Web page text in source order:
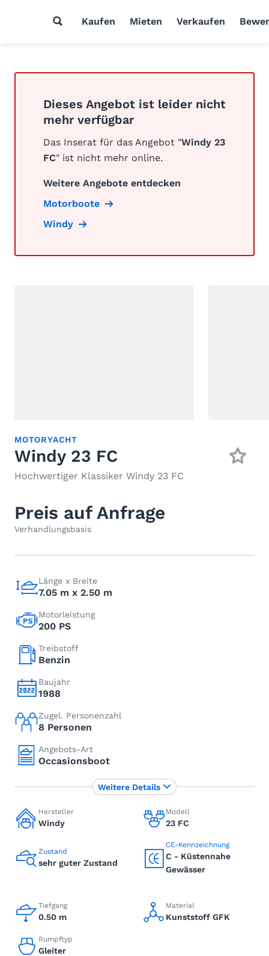
Kaufen Mieten Verkaufen
Dieses Angebot ist leider nicht
mehr verfügbar
Das Inserat für das Angebot "Windy 23
FC" ist nicht mehr online.
Weitere Angebote entdecken
Motorboote
Windy
MOTORYACHT
Windy 23 FC
Hochwertiger Klassiker Windy 23 FC
Preis auf Anfrage
Verhandlungsbasis
Länge x Breite
7.05 m x 2.50 m
Motorleistung
200 PS
Treibstoff
Benzin
Baujahr
1988
Zugel. Personenzahl
8 Personen
Angebots-Art
Occasionsboot
Hersteller
Windy
Modell
23 FC
Zustand
sehr guter Zustand
CE-Kennzeichnung
C - Küstennahe
Gewässer
Tiefgang
0.50 m
Material
Kunststoff GFK
Rumpftyp
Gleiter
Weitere Details